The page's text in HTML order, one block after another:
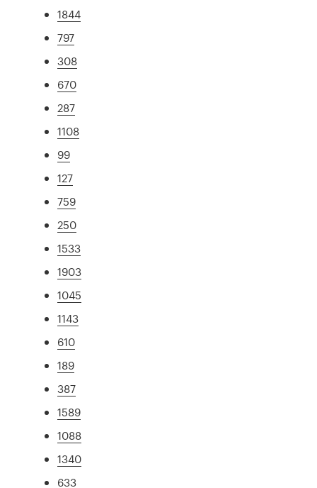
1844
797
308
670
287
1108
99
127
759
250
1533
1903
1045
1143
610
189
387
1589
1088
1340
633